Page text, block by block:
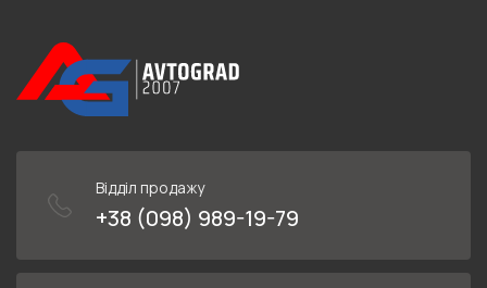
Відділ продажу
+38 (098) 989-19-79